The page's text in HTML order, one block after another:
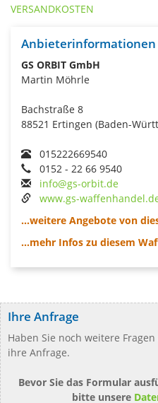
VERSANDKOSTEN
Anbieterinformationen
GS ORBIT GmbH
Martin Möhrle
Bachstraße 8
88521 Ertingen (Baden-
015222669540
0152 - 22 66 9540
info@gs-orbit.de
www.gs-
...weitere Angebote von
...mehr Infos zu diesem
Ihre Anfrage
Haben Sie noch weitere
ihre Anfrage.
Bevor Sie das Formular
bitte unsere